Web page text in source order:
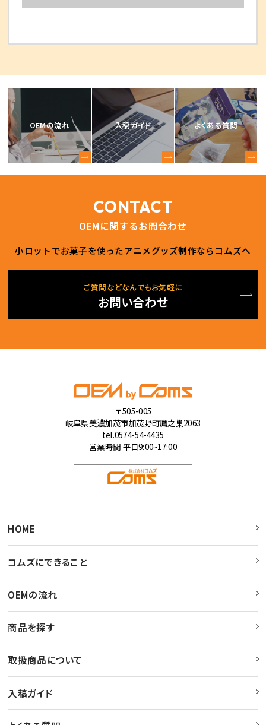
OEMの流れ 入稿ガイド よくある質問
CONTACT
OEMに関するお問合わせ
小ロットでお菓子を使ったアニメグッズ制作ならコムズへ
ご質問などなんでもお気軽に
お問い合わせ
〒505-005
岐阜県美濃加茂市加茂野町鷹之巣2063
tel.0574-54-4435
営業時間 平日9:00~17:00
HOME
コムズにできること
OEMの流れ
商品を探す
取扱商品について
入稿ガイド